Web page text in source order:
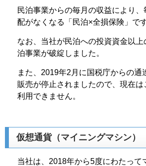
民泊事業からの毎月の収益により
配がなくなる「民泊×全損保険」です
なお、当社が民泊への投資資金以
泊事業が破綻しました。
また、2019年2月に国税庁からの通
販売が停止されましたので、現在
利用できません。
仮想通貨（マイニングマシン）
当社は、2018年から5度にわたって